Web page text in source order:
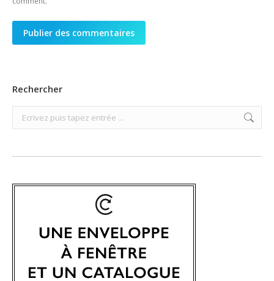
Publier des commentaires
Rechercher
Search: